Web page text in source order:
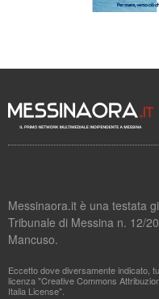
Messinaora.it è una testata
Tribunale di Messina n. 12/
Mancuso.
Eccetto dove diversamente indicato,
licenza "Creative Commons
Italia License".